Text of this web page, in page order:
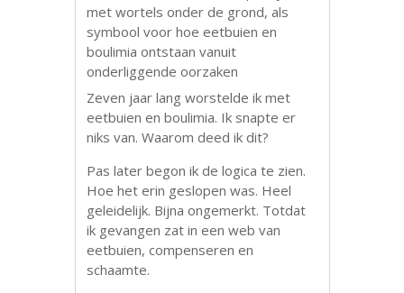
Zeven jaar lang worstelde ik met
eetbuien en boulimia. Ik snapte er
niks van. Waarom deed ik dit?
Pas later begon ik de logica te zien.
Hoe het erin geslopen was. Heel
geleidelijk. Bijna ongemerkt. Totdat
ik gevangen zat in een web van
eetbuien, compenseren en
schaamte.